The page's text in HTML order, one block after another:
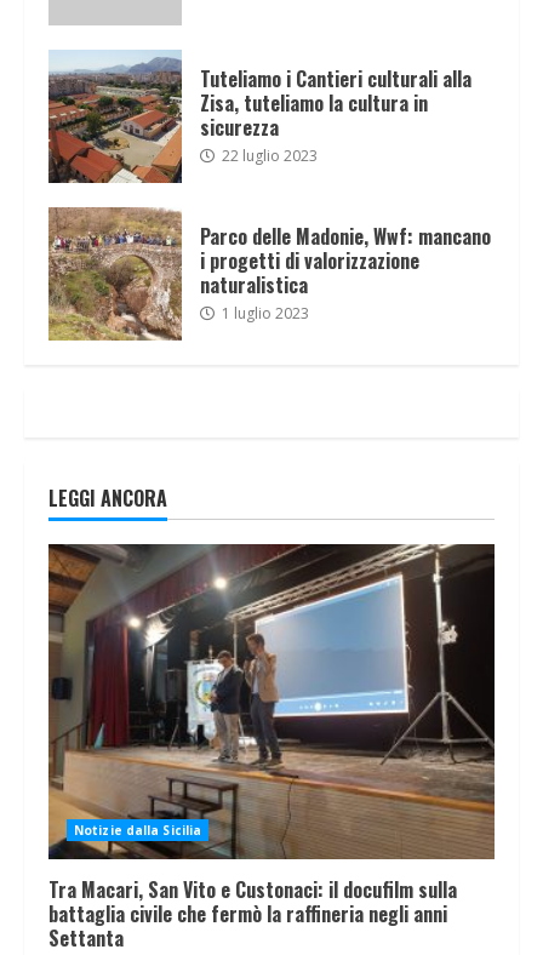
Tuteliamo i Cantieri culturali alla
Zisa, tuteliamo la cultura in
sicurezza
22 luglio 2023
Parco delle Madonie, Wwf: mancano
i progetti di valorizzazione
naturalistica
1 luglio 2023
LEGGI ANCORA
Notizie dalla Sicilia
Tra Macari, San Vito e Custonaci: il docufilm sulla
battaglia civile che fermò la raffineria negli anni
Settanta